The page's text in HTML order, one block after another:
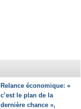
Relance économique: «
c’est le plan de la
dernière chance »,